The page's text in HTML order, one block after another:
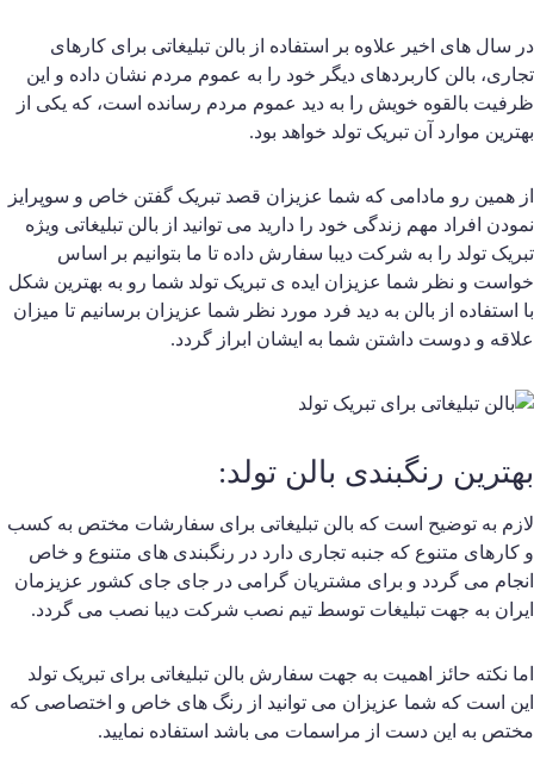
سال های اخیر علاوه بر استفاده از بالن تبلیغاتی برای کارهای
بالن کاربردهای دیگر خود را به عموم مردم نشان داده و این
بالقوه خویش را به دید عموم مردم رسانده است، که یکی از
موارد آن تبریک تولد خواهد بود.
همین رو مادامی که شما عزیزان قصد تبریک گفتن خاص و سوپرایز
افراد مهم زندگی خود را دارید می توانید از بالن تبلیغاتی ویژه
تولد را به شرکت دیبا سفارش داده تا ما بتوانیم بر اساس
و نظر شما عزیزان ایده ی تبریک تولد شما رو به بهترین شکل
استفاده از بالن به دید فرد مورد نظر شما عزیزان برسانیم تا میزان
و دوست داشتن شما به ایشان ابراز گردد.
رنگبندی بالن تولد:
به توضیح است که بالن تبلیغاتی برای سفارشات مختص به کسب
کارهای متنوع که جنبه تجاری دارد در رنگبندی های متنوع و خاص
می گردد و برای مشتریان گرامی در جای جای کشور عزیزمان
به جهت تبلیغات توسط تیم نصب شرکت دیبا نصب می گردد.
نکته حائز اهمیت به جهت سفارش بالن تبلیغاتی برای تبریک تولد
است که شما عزیزان می توانید از رنگ های خاص و اختصاصی که
به این دست از مراسمات می باشد استفاده نمایید.